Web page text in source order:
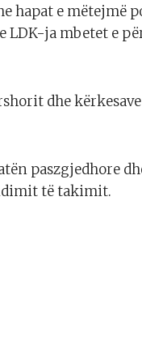
hapat e mëtejmë
LDK-ja mbetet e
dhe
paszgjedhore
të takimit.